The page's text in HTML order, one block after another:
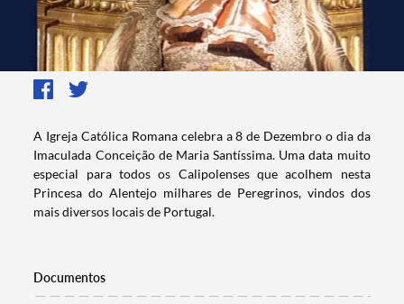
​A Igreja Católica Romana celebra a 8 de Dezembro o dia da
Imaculada Conceição de Maria Santíssima. Uma data muito
especial para todos os Calipolenses que acolhem nesta
Princesa do Alentejo milhares de Peregrinos, vindos dos
mais diversos locais de Portugal.
Documentos